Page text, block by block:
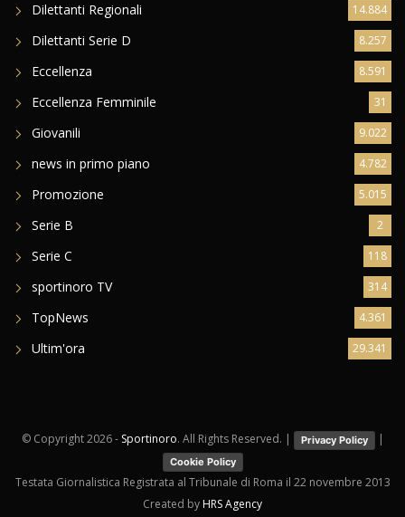
Dilettanti Regionali 14.884
Dilettanti Serie D 8.257
Eccellenza 8.591
Eccellenza Femminile 31
Giovanili 9.022
news in primo piano 4.782
Promozione 5.015
Serie B 2
Serie C 118
sportinoro TV 314
TopNews 4.361
Ultim'ora 29.341
© Copyright2026 - Sportinoro. All Rights Reserved. | Privacy Policy |
Cookie Policy
Testata Giornalistica Registrata al Tribunale di Roma il 22 novembre 2013
Created by HRS Agency